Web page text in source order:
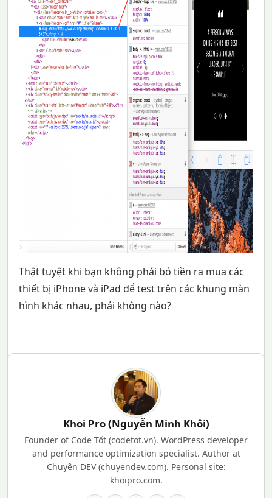
Thật tuyệt khi bạn không phải bỏ tiền ra mua các
thiết bị iPhone và iPad để test trên các khung màn
hình khác nhau, phải không nào?
Khoi Pro (Nguyễn Minh Khôi)
Founder of Code Tốt (codetot.vn). WordPress developer
and performance optimization specialist. Author at
Chuyên DEV (chuyendev.com). Personal site:
khoipro.com.